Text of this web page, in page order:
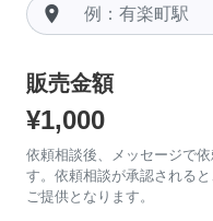
room
販売金額
¥1,000
依頼相談後、メッセージで
す。依頼相談が承認される
ご提供となります。